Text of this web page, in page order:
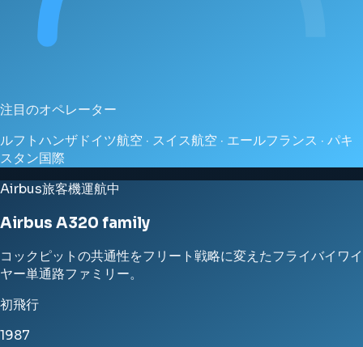
注目のオペレーター
ルフトハンザドイツ航空 · スイス航空 · エールフランス · パキ
スタン国際
Airbus旅客機運航中
Airbus A320 family
コックピットの共通性をフリート戦略に変えたフライバイワイ
ヤー単通路ファミリー。
初飛行
1987